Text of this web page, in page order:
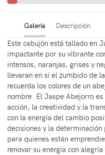
Galería Descripción
Este cabujón está tallado en
impactante por su vibrante
intensos, naranjas, grises y
llevaran en sí el zumbido de
recuerda los colores de un
nombre. El Jaspe Abejorro
acción, la creatividad y la
con la energía del cambio
decisiones y la
para quienes están
renovar su energía con